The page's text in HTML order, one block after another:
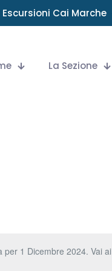
Escursioni Cai Marche
La Sezione
per 1 Dicembre 2024. Vai ai